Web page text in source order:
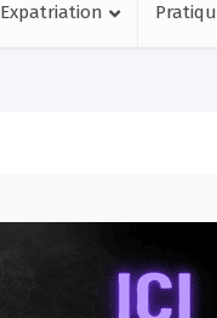
Expatriation